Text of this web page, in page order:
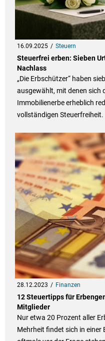
16.09.2025 Steuern
Steuerfrei erben: Sieben
Nachlass
„Die Erbschützer“ haben
ausgewählt, mit denen sich
Immobilienerbe erheblich
vollständigen Steuerfreiheit.
28.12.2023 Finanzen
12 Steuertipps für
Mitglieder
Nur etwa 20 Prozent aller
Mehrheit findet sich in einer